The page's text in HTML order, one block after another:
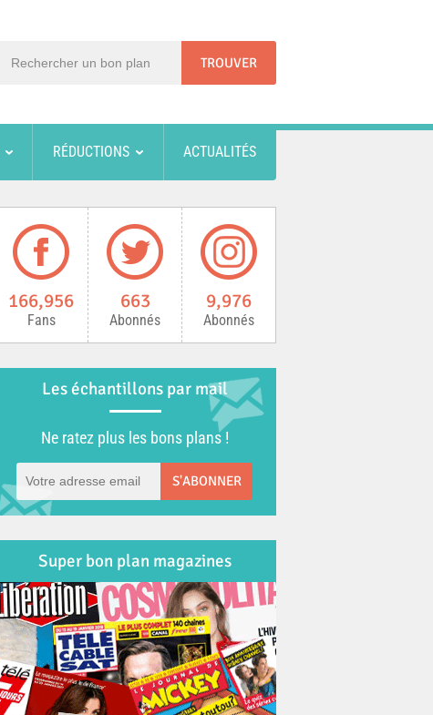
RÉDUCTIONS ACTUALITÉS
166,956
Fans
663
Abonnés
9,976
Abonnés
Les échantillons par mail
Ne ratez plus les bons plans !
S'ABONNER
Super bon plan magazines